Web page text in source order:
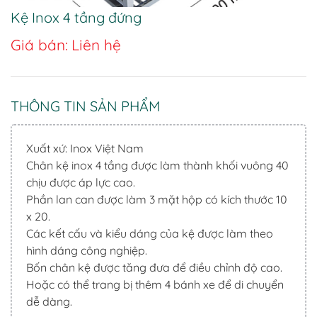
Kệ Inox 4 tầng đứng
Giá bán: Liên hệ
THÔNG TIN SẢN PHẨM
Xuất xứ: Inox Việt Nam
Chân kệ inox 4 tầng được làm thành khối vuông 40
chịu được áp lực cao.
Phần lan can được làm 3 mặt hộp có kích thước 10
x 20.
Các kết cấu và kiểu dáng của kệ được làm theo
hình dáng công nghiệp.
Bốn chân kệ được tăng đưa để điều chỉnh độ cao.
Hoặc có thể trang bị thêm 4 bánh xe để di chuyển
dễ dàng.